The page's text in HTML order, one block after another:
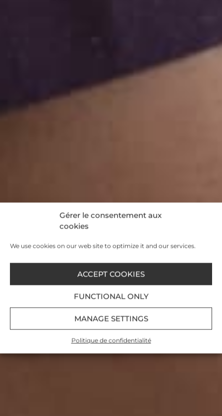
Gérer le consentement aux
cookies
We use cookies on our web site to optimize it and our services.
ACCEPT COOKIES
FUNCTIONAL ONLY
MANAGE SETTINGS
Politique de confidentialité